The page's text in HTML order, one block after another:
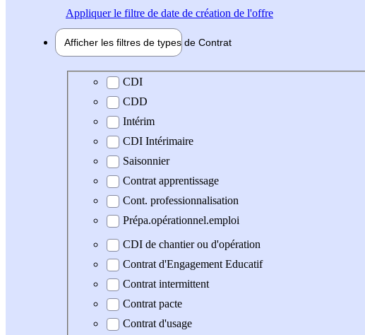
Appliquerle filtre de date de création de l'offre
Afficher les filtres de types de Contrat
Type de contrat
CDI
CDD
Intérim
CDI Intérimaire
Saisonnier
Contrat apprentissage
Cont. professionnalisation
Prépa.opérationnel.emploi
CDI de chantier ou d'opération
Contrat d'Engagement Educatif
Contrat intermittent
Contrat pacte
Contrat d'usage